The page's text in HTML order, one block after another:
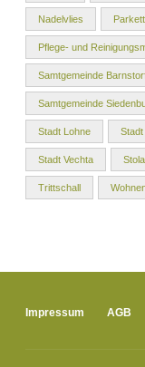
Nadelvlies Parkett
Pflege- und
Samtgemeinde
Samtgemeinde
Stadt Lohne
Stadt Vechta
Trittschall
Impressum AGB